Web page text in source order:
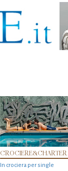
CROCIERE&CHARTER
In crociera per single